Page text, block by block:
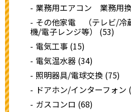
業務用エアコン 業務用
その他家電 （テレビ/冷
機/電子レンジ等） (53)
電気工事 (15)
電気温水器 (34)
照明器具/電球交換 (75)
ドアホン/インターフォン
ガスコンロ (68)